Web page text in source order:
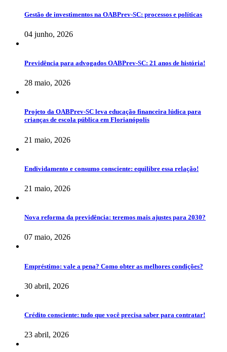
Gestão de investimentos na OABPrev-SC: processos e políticas
04 junho, 2026
Previdência para advogados OABPrev-SC: 21 anos de história!
28 maio, 2026
Projeto da OABPrev-SC leva educação financeira lúdica para
crianças de escola pública em Florianópolis
21 maio, 2026
Endividamento e consumo consciente: equilibre essa relação!
21 maio, 2026
Nova reforma da previdência: teremos mais ajustes para 2030?
07 maio, 2026
Empréstimo: vale a pena? Como obter as melhores condições?
30 abril, 2026
Crédito consciente: tudo que você precisa saber para contratar!
23 abril, 2026